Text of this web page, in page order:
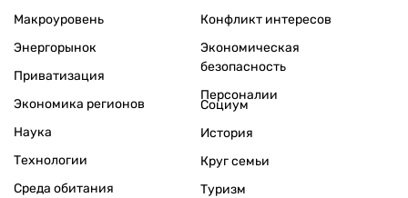
Макроуровень
Энергорынок
Приватизация
Экономика регионов
Конфликт интересов
Экономическая
безопасность
Персоналии
Наука
Технологии
Среда обитания
Социум
История
Круг семьи
Туризм